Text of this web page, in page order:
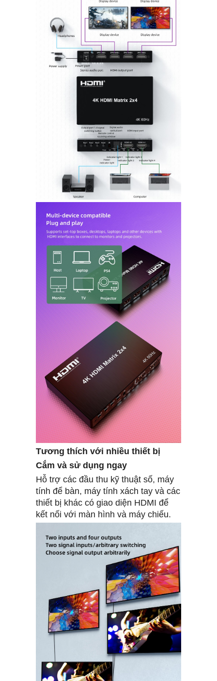
Tương thích với nhiều thiết bị
Cắm và sử dụng ngay
Hỗ trợ các đầu thu kỹ thuật số, máy
tính để bàn, máy tính xách tay và các
thiết bị khác có giao diện HDMI để
kết nối với màn hình và máy chiếu.